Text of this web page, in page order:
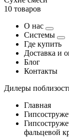
10 товаров
О нас
Системы
Где купить
Доставка и
Блог
Контакты
Дилеры
Главная
фальцевой